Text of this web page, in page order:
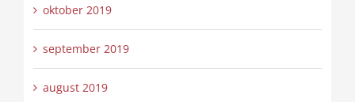
oktober 2019
september 2019
august 2019